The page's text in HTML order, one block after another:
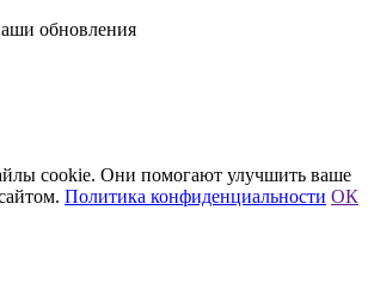
обновления
cookie. Они помогают улучшить ваше
Политика конфиденциальности ОК